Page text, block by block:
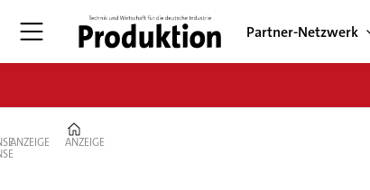
Partner-Netzwerk
ANZEIGE ANZEIGE